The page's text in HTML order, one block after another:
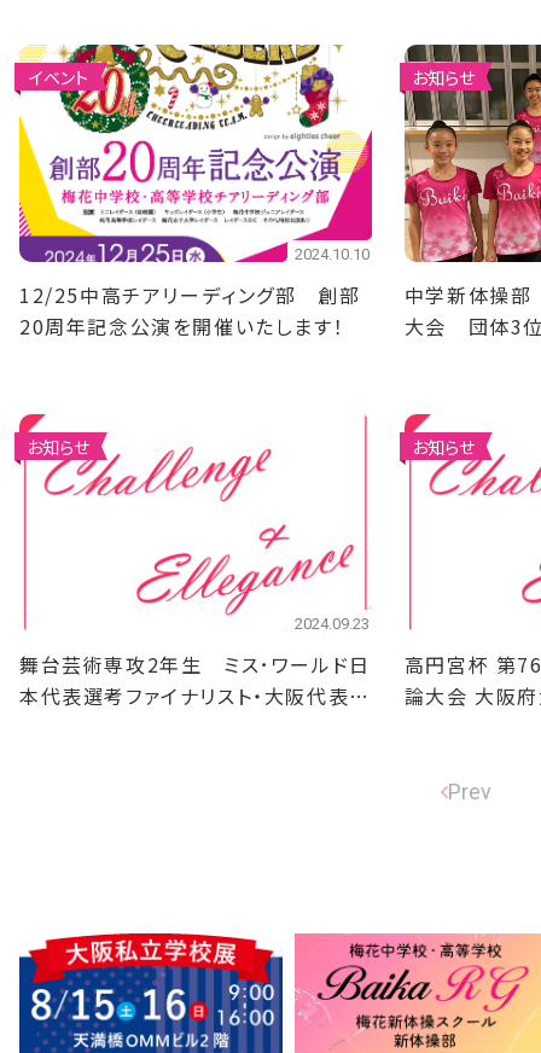
イベント
2024.10.10
12/25中高チアリーディング部 創部
20周年記念公演を開催いたします！
お知らせ
中学新体操
大会 団体3
お知らせ
2024.09.23
舞台芸術専攻2年生 ミス･ワールド日
本代表選考ファイナリスト・大阪代表
お知らせ
高円宮杯 第
論大会 大阪
Prev